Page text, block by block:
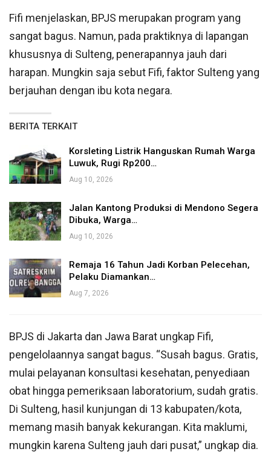
Fifi menjelaskan, BPJS merupakan program yang
sangat bagus. Namun, pada praktiknya di lapangan
khususnya di Sulteng, penerapannya jauh dari
harapan. Mungkin saja sebut Fifi, faktor Sulteng yang
berjauhan dengan ibu kota negara.
BERITA TERKAIT
Korsleting Listrik Hanguskan Rumah Warga
Luwuk, Rugi Rp200…
Aug 10, 2026
Jalan Kantong Produksi di Mendono Segera
Dibuka, Warga…
Aug 10, 2026
Remaja 16 Tahun Jadi Korban Pelecehan,
Pelaku Diamankan…
Aug 7, 2026
BPJS di Jakarta dan Jawa Barat ungkap Fifi,
pengelolaannya sangat bagus. “Susah bagus. Gratis,
mulai pelayanan konsultasi kesehatan, penyediaan
obat hingga pemeriksaan laboratorium, sudah gratis.
Di Sulteng, hasil kunjungan di 13 kabupaten/kota,
memang masih banyak kekurangan. Kita maklumi,
mungkin karena Sulteng jauh dari pusat,” ungkap dia.